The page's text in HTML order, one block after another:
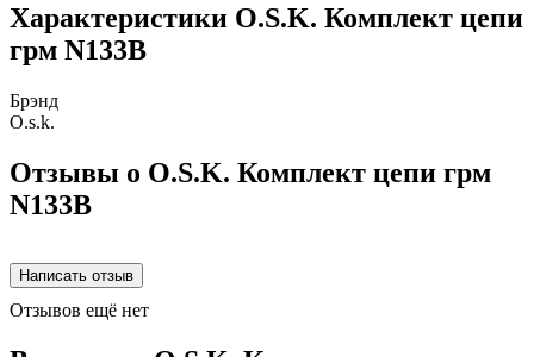
Характеристики O.S.K. Комплект цепи
грм N133B
Брэнд
O.s.k.
Отзывы о O.S.K. Комплект цепи грм
N133B
Отзывов ещё нет